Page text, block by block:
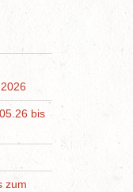
bis
zum